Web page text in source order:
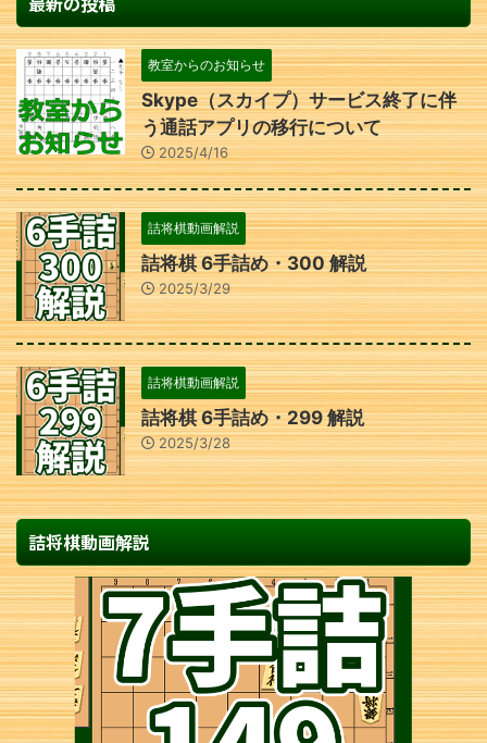
教室からのお知らせ
Skype（スカイプ）サービス終了に伴
う通話アプリの移行について
2025/4/16
詰将棋動画解説
詰将棋 6手詰め・300 解説
2025/3/29
詰将棋動画解説
詰将棋 6手詰め・299 解説
2025/3/28
詰将棋動画解説